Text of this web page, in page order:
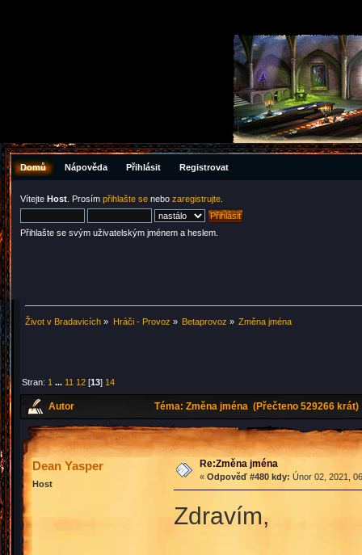
Domů Nápověda Přihlásit Registrovat
Vítejte Host . Prosím přihlašte se nebo zaregistrujte
Přihlašte se svým uživatelským jménem a heslem.
Život v Bradavicích » Hráči - Provoz » Betaprovoz » Změna jména
Stran: 1 ... 11 12 [13] 14
Autor Téma: Změna jména (Přečteno 529266 krát)
Dean Yasper
Host
Re:Změna jména
« Odpověď #480 kdy: Únor 02, 2021,
Zdravím,